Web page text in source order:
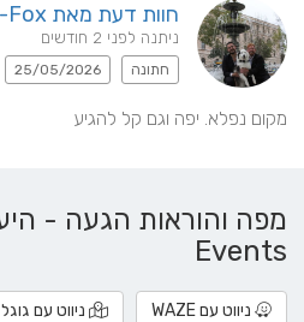
חוות דעת מאת Paul Shrell-Fox
ניתנה לפני 2 חודשים
חתונה 25/05/2026
מקום נפלא. יפה וגם קל להגיע
Events
ניווט עם WAZE ניווט עם גוגל